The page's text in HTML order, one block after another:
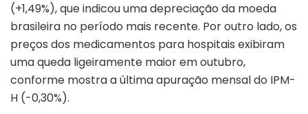
(+1,49%), que indicou uma depreciação da moeda
brasileira no período mais recente. Por outro lado, os
preços dos medicamentos para hospitais exibiram
uma queda ligeiramente maior em outubro,
conforme mostra a última apuração mensal do IPM-
H (-0,30%).